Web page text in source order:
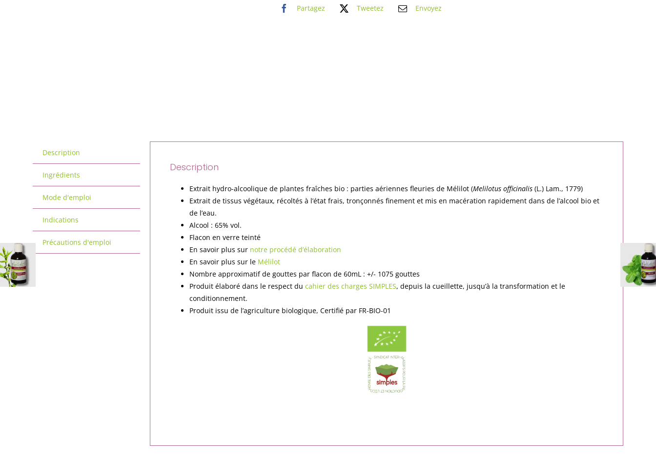
Partagez Tweetez Envoyez
Description
Ingrédients
Mode d'emploi
Indications
Précautions d'emploi
Description
Extrait hydro-alcoolique de plantes fraîches bio : parties aériennes fleuries de Mélilot (Melilotus officinalis (L.) Lam., 1779)
Extrait de tissus végétaux, récoltés à l’état frais, tronçonnés finement et mis en macération rapidement dans de l’alcool bio et
de l’eau.
Alcool : 65% vol.
Flacon en verre teinté
En savoir plus sur notre procédé d’élaboration
En savoir plus sur le Mélilot
Nombre approximatif de gouttes par flacon de 60mL : +/- 1075 gouttes
Produit élaboré dans le respect ducahier des charges SIMPLES, depuis la cueillette, jusqu’à la transformation et le
conditionnement.
Produit issu de l’agriculture biologique, Certifié par FR-BIO-01